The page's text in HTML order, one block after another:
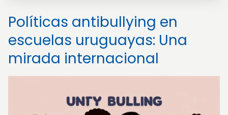
Políticas antibullying en
escuelas uruguayas: Una
mirada internacional